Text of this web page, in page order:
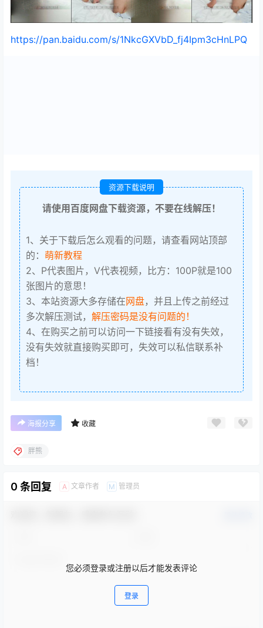
https://pan.baidu.com/s/1NkcGXVbD_fj4Ipm3cHnLPQ
资源下载说明
请使用百度网盘下载资源，不要在线解压！
1、关于下载后怎么观看的问题，请查看网站顶部
的： 萌新教程
2、P代表图片，V代表视频，比方：100P就是100
张图片的意思！
3、本站资源大多存储在网盘，并且上传之前经过
多次解压测试， 解压密码是没有问题的！
4、在购买之前可以访问一下链接看有没有失效，
没有失效就直接购买即可，失效可以私信联系补
档！
海报分享 收藏
胖熊
0 条回复 A 文章作者 M 管理员
您必须登录或注册以后才能发表评论
登录